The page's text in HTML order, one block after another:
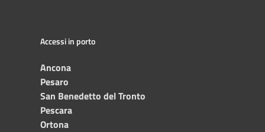
Accessi in porto
Ancona
Pesaro
San Benedetto del Tronto
Pescara
Ortona